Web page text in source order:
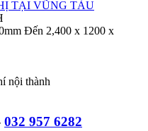
TẠI VŨNG TÀU
Đến 2,400 x 1200 x
nội thành
032 957 6282